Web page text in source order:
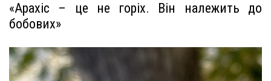
«Арахіс – це не горіх. Він належить до
бобових»